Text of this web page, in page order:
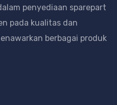
penyediaan sparepart
pada kualitas dan
berbagai produk